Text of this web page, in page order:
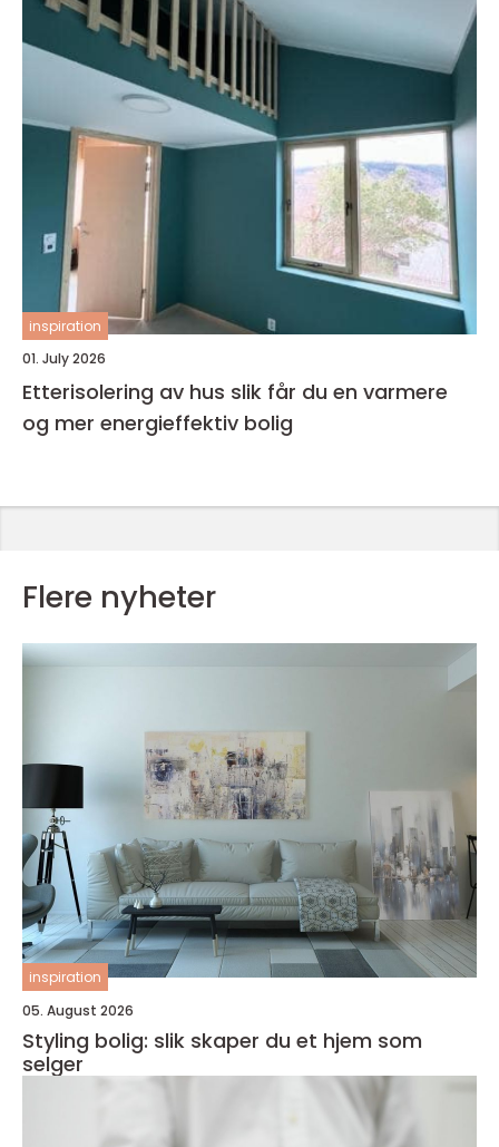
inspiration
01. July 2026
Etterisolering av hus slik får du en varmere
og mer energieffektiv bolig
Flere nyheter
inspiration
05. August 2026
Styling bolig: slik skaper du et hjem som
selger